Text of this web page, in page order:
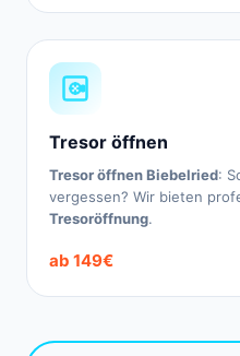
Tresor öffnen
Tresor öffnen Biebelried:
vergessen? Wir bieten
Tresoröffnung.
ab 149€